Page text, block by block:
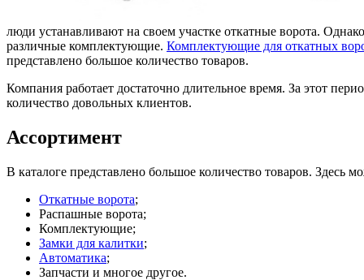
люди устанавливают на своем участке откатные ворота.
различные комплектующие. Комплектующие для откатных
представлено большое количество товаров.
Компания работает достаточно длительное время. За этот
количество довольных клиентов.
Ассортимент
В каталоге представлено большое количество товаров. Здесь
Откатные ворота;
Распашные ворота;
Комплектующие;
Замки для калитки;
Автоматика;
Запчасти и многое другое.